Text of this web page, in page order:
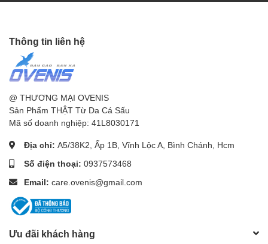
Thông tin liên hệ
@ THƯƠNG MẠI OVENIS
Sản Phẩm THẬT Từ Da Cá Sấu
Mã số doanh nghiệp: 41L8030171
Địa chỉ: A5/38K2, Ấp 1B, Vĩnh Lộc A, Bình Chánh, Hcm
Số điện thoại: 0937573468
Email: care.ovenis@gmail.com
Ưu đãi khách hàng